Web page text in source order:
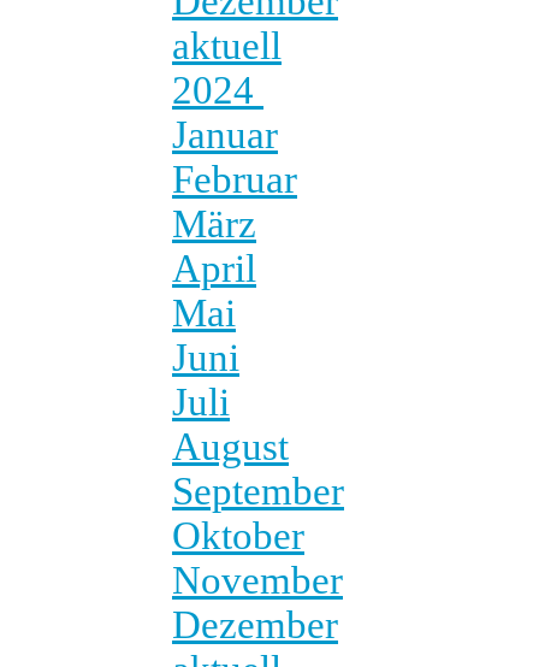
aktuell
2024
Januar
Februar
März
April
Mai
Juni
Juli
August
September
Oktober
November
Dezember